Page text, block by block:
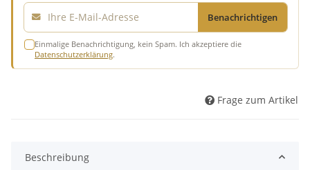
E-Mail
Benachrichtigen
Einmalige Benachrichtigung, kein Spam. Ich akzeptiere die
Datenschutzerklärung.
Frage zum Artikel
Beschreibung